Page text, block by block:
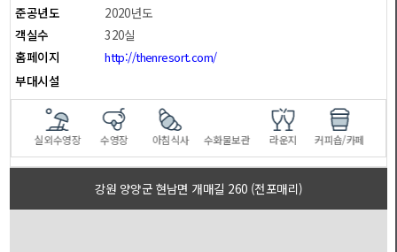
준공년도
2020년도
객실수
320실
홈페이지
http://thenresort.com/
부대시설
실외수영장 수영장 아침식사 수화물보관 라운지 커피숍/카페
강원 양양군 현남면 개매길 260 (전포매리)